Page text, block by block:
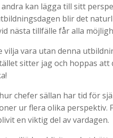
andra kan lägga till sitt
blir det
nästa tillfälle får alla
vilja vara utan denna
sitter jag och hoppas
chefer sällan har tid för
ur flera olika perspektiv.
en viktig del av vardagen.